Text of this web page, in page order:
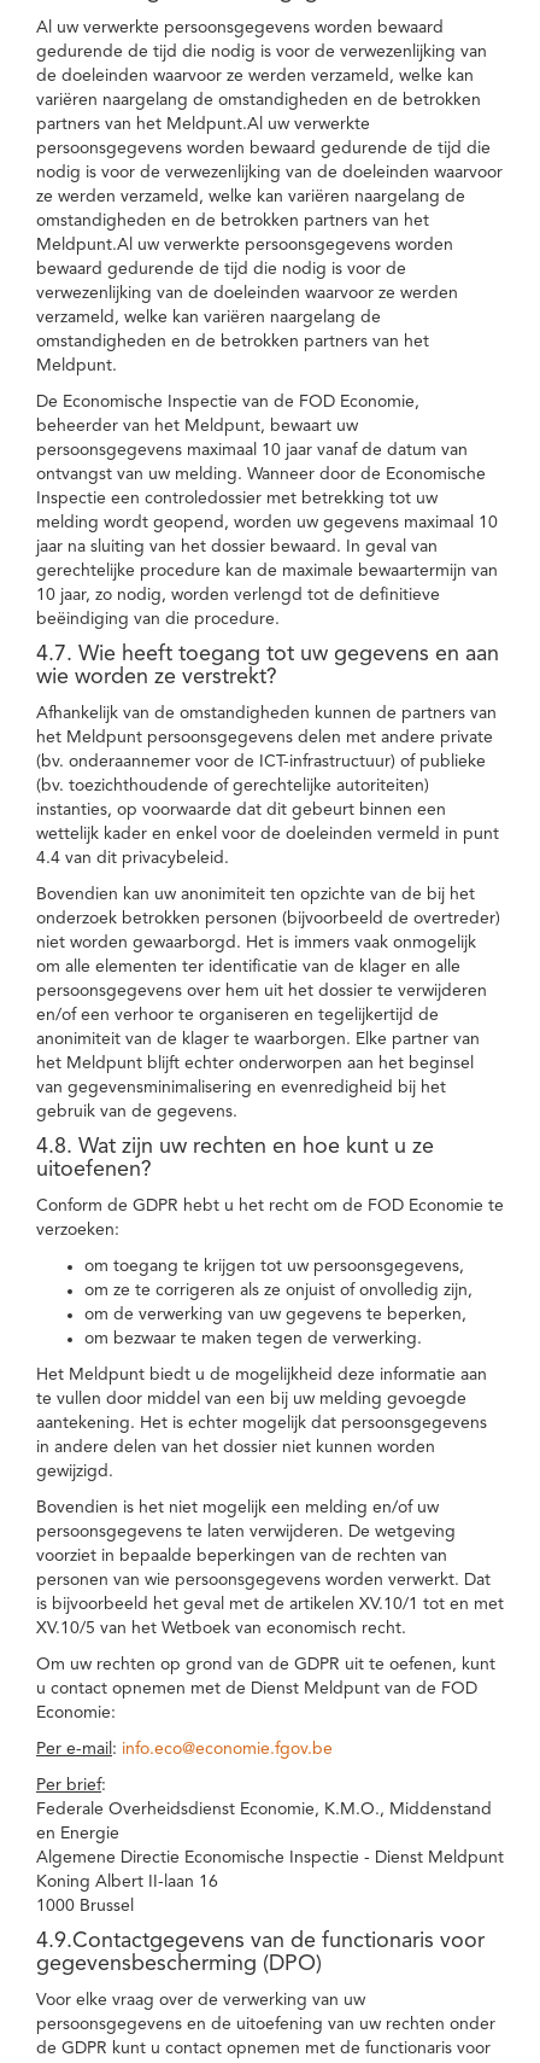
Al uw verwerkte persoonsgegevens worden bewaard
gedurende de tijd die nodig is voor de verwezenlijking van
de doeleinden waarvoor ze werden verzameld, welke kan
variëren naargelang de omstandigheden en de betrokken
partners van het Meldpunt.Al uw verwerkte
persoonsgegevens worden bewaard gedurende de tijd die
nodig is voor de verwezenlijking van de doeleinden waarvoor
ze werden verzameld, welke kan variëren naargelang de
omstandigheden en de betrokken partners van het
Meldpunt.Al uw verwerkte persoonsgegevens worden
bewaard gedurende de tijd die nodig is voor de
verwezenlijking van de doeleinden waarvoor ze werden
verzameld, welke kan variëren naargelang de
omstandigheden en de betrokken partners van het
Meldpunt.
De Economische Inspectie van de FOD Economie,
beheerder van het Meldpunt, bewaart uw
persoonsgegevens maximaal 10 jaar vanaf de datum van
ontvangst van uw melding. Wanneer door de Economische
Inspectie een controledossier met betrekking tot uw
melding wordt geopend, worden uw gegevens maximaal 10
jaar na sluiting van het dossier bewaard. In geval van
gerechtelijke procedure kan de maximale bewaartermijn van
10 jaar, zo nodig, worden verlengd tot de definitieve
beëindiging van die procedure.
4.7. Wie heeft toegang tot uw gegevens en aan
wie worden ze verstrekt?
Afhankelijk van de omstandigheden kunnen de partners van
het Meldpunt persoonsgegevens delen met andere private
(bv. onderaannemer voor de ICT-infrastructuur) of publieke
(bv. toezichthoudende of gerechtelijke autoriteiten)
instanties, op voorwaarde dat dit gebeurt binnen een
wettelijk kader en enkel voor de doeleinden vermeld in punt
4.4 van dit privacybeleid.
Bovendien kan uw anonimiteit ten opzichte van de bij het
onderzoek betrokken personen (bijvoorbeeld de overtreder)
niet worden gewaarborgd. Het is immers vaak onmogelijk
om alle elementen ter identificatie van de klager en alle
persoonsgegevens over hem uit het dossier te verwijderen
en/of een verhoor te organiseren en tegelijkertijd de
anonimiteit van de klager te waarborgen. Elke partner van
het Meldpunt blijft echter onderworpen aan het beginsel
van gegevensminimalisering en evenredigheid bij het
gebruik van de gegevens.
4.8. Wat zijn uw rechten en hoe kunt u ze
uitoefenen?
Conform de GDPR hebt u het recht om de FOD Economie te
verzoeken:
om toegang te krijgen tot uw persoonsgegevens,
om ze te corrigeren als ze onjuist of onvolledig zijn,
om de verwerking van uw gegevens te beperken,
om bezwaar te maken tegen de verwerking.
Het Meldpunt biedt u de mogelijkheid deze informatie aan
te vullen door middel van een bij uw melding gevoegde
aantekening. Het is echter mogelijk dat persoonsgegevens
in andere delen van het dossier niet kunnen worden
gewijzigd.
Bovendien is het niet mogelijk een melding en/of uw
persoonsgegevens te laten verwijderen. De wetgeving
voorziet in bepaalde beperkingen van de rechten van
personen van wie persoonsgegevens worden verwerkt. Dat
is bijvoorbeeld het geval met de artikelen XV.10/1 tot en met
XV.10/5 van het Wetboek van economisch recht.
Om uw rechten op grond van de GDPR uit te oefenen, kunt
u contact opnemen met de Dienst Meldpunt van de FOD
Economie:
Per e-mail : info.eco@economie.fgov.be
Per brief:
Federale Overheidsdienst Economie, K.M.O., Middenstand
en Energie
Algemene Directie Economische Inspectie - Dienst Meldpunt
Koning Albert II-laan 16
1000 Brussel
4.9.Contactgegevens van de functionaris voor
gegevensbescherming (DPO)
Voor elke vraag over de verwerking van uw
persoonsgegevens en de uitoefening van uw rechten onder
de GDPR kunt u contact opnemen met de functionaris voor